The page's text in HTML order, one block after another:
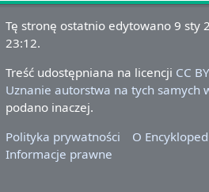
Tę stronę ostatnio edytowano 9 sty
23:12.
Treść udostępniana na licencji CC
Uznanie autorstwa na tych samych
podano inaczej.
Polityka prywatności
O
Informacje prawne